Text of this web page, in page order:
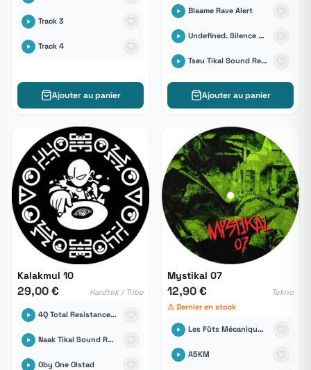
Track 3
Track 4
Ajouter au panier
Blaame Rave Alert
Undefined. Silence Records
Tseu Tikal Sound Records
Ajouter au panier
Kalakmul 10
29,00 € Hardtek / Tribe
4Q Total Resistance / Sound Conspiracy
Naak Tikal Sound Records
Oby One Olstad
Mystikal 07
12,90 €
Tekno
⚠ Dernier en stock
Les Fûts Mécaniques Tikal Sound Records
A5KM